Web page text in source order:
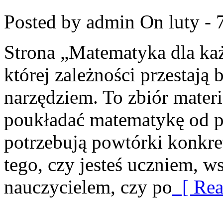
Posted by admin On luty -
Strona „Matematyka dla
której zależności przestają
narzędziem. To zbiór
poukładać matematykę od
potrzebują powtórki
tego, czy jesteś uczniem,
nauczycielem, czy po [